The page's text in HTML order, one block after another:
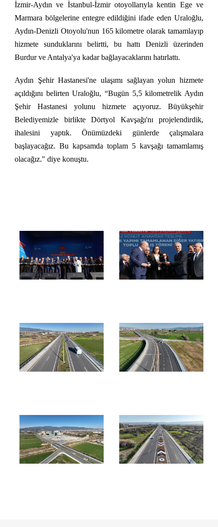
İzmir-Aydın ve İstanbul-İzmir otoyollarıyla kentin Ege ve
Marmara bölgelerine entegre edildiğini ifade eden Uraloğlu,
Aydın-Denizli Otoyolu'nun 165 kilometre olarak tamamlayıp
hizmete sunduklarını belirtti, bu hattı Denizli üzerinden
Burdur ve Antalya'ya kadar bağlayacaklarını hatırlattı.
Aydın Şehir Hastanesi'ne ulaşımı sağlayan yolun hizmete
açıldığını belirten Uraloğlu, “Bugün 5,5 kilometrelik Aydın
Şehir Hastanesi yolunu hizmete açıyoruz. Büyükşehir
Belediyemizle birlikte Dörtyol Kavşağı'nı projelendirdik,
ihalesini yaptık. Önümüzdeki günlerde çalışmalara
başlayacağız. Bu kapsamda toplam 5 kavşağı tamamlamış
olacağız." diye konuştu.